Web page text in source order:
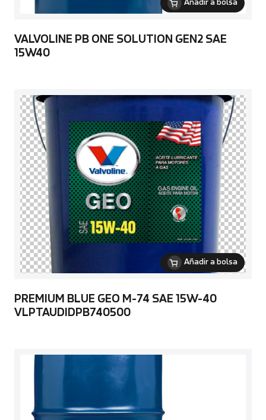
Añadir a bolsa
VALVOLINE PB ONE SOLUTION GEN2 SAE
15W40
Añadir a bolsa
PREMIUM BLUE GEO M-74 SAE 15W-40
VLPTAUDIDPB740500